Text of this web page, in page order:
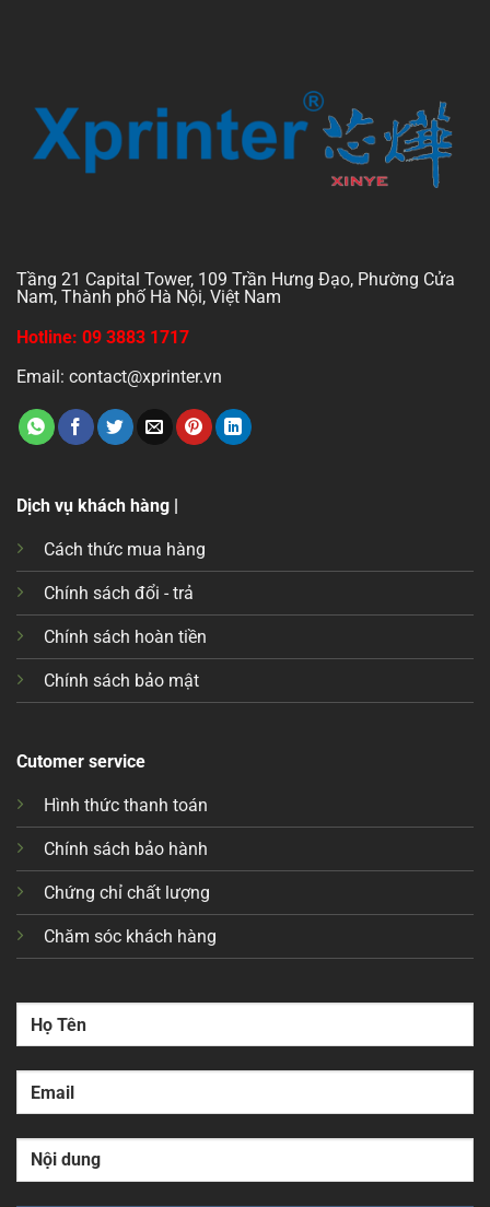
Tầng 21 Capital Tower, 109 Trần Hưng Đạo, Phường Cửa
Nam, Thành phố Hà Nội, Việt Nam
Hotline: 09 3883 1717
Email: contact@xprinter.vn
Dịch vụ khách hàng |
Cách thức mua hàng
Chính sách đổi - trả
Chính sách hoàn tiền
Chính sách bảo mật
Cutomer service
Hình thức thanh toán
Chính sách bảo hành
Chứng chỉ chất lượng
Chăm sóc khách hàng